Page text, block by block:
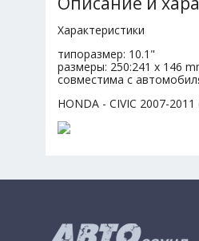
Характеристики
типоразмер: 10.1"
размеры: 250:241 x 146
совместима с
HONDA - CIVIC 2007-